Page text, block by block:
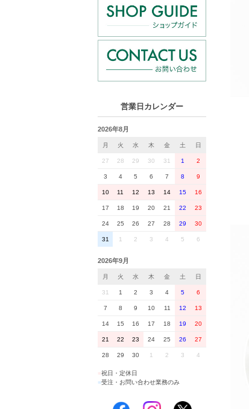
営業日カレンダー
2026年8月
月 火 水 木 金 土 日
27 28 29 30 31 1 2
3 4 5 6 7 8 9
10 11 12 13 14 15 16
17 18 19 20 21 22 23
24 25 26 27 28 29 30
31 1 2 3 4 5 6
2026年9月
月 火 水 木 金 土 日
31 1 2 3 4 5 6
7 8 9 10 11 12 13
14 15 16 17 18 19 20
21 22 23 24 25 26 27
28 29 30 1 2 3 4
祝日・定休日
■受注・お問い合わせ業務のみ